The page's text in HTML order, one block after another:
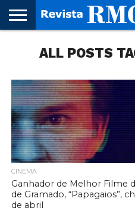
REVISTA
RMC
PROJETO
CULTURAL
RMC – 20
CIDADES
ARTE &
CULTURA
NOTÍCIAS
CORPORATIVAS
EDIÇÕES
ANTERIORES
PARCEIROS
FAÇA
FALE
CONOSCO
ALL POSTS
CINEMA
Ganhador de Melhor Filme
de Gramado, “Papagaios”,
de abril